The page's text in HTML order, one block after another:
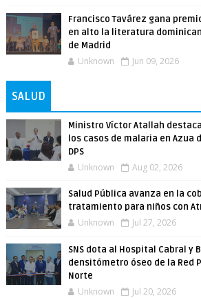
Francisco Tavárez gana
en alto la literatura
de Madrid
Unknown Jun 09, 2026
SALUD
Ministro Víctor Atallah
los casos de malaria en
DPS
Unknown Aug 02, 2026
Salud Pública avanza en la
tratamiento para niños con
Unknown Jul 27, 2026
SNS dota al Hospital Cabral y
densitómetro óseo de la Red
Norte
Unknown Jul 20, 2026